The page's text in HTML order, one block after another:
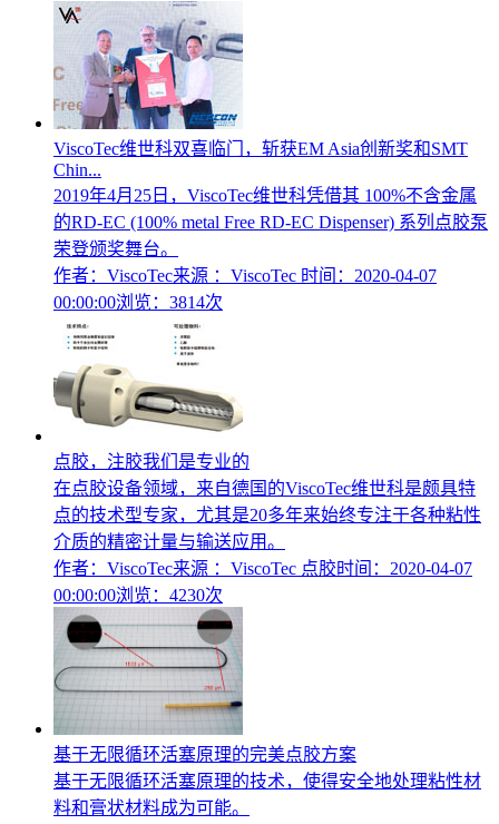
ViscoTec维世科双喜临门，斩获EM Asia创新奖和SMT
Chin...
2019年4月25日，ViscoTec维世科凭借其 100%不含金属
的RD-EC (100% metal Free RD-EC Dispenser) 系列点胶泵
荣登颁奖舞台。
作者：ViscoTec来源 ：ViscoTec 时间：2020-04-07
00:00:00浏览：3814次
点胶，注胶我们是专业的
在点胶设备领域，来自德国的ViscoTec维世科是颇具特
点的技术型专家，尤其是20多年来始终专注于各种粘性
介质的精密计量与输送应用。
作者：ViscoTec来源 ：ViscoTec 点胶时间：2020-04-07
00:00:00浏览：4230次
基于无限循环活塞原理的完美点胶方案
基于无限循环活塞原理的技术，使得安全地处理粘性材
料和膏状材料成为可能。